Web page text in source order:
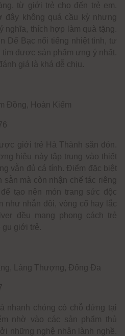
từ giới trẻ cho đến trẻ em.
không quá cầu kỳ nhưng
nghĩa, thích hợp làm quà tặng.
Dế Bạc nổi tiếng nhiệt tình, tư
được sản phẩm ưng ý nhất.
giá là khá dễ chịu.
Đồng, Hoàn Kiếm
giới trẻ Hà Thành săn đón.
hiệu này tập trung vào thiết
vẫn đủ cá tính. Điểm đặc biệt
sẵn mà còn nhận chế tác riêng
tạo nên món trang sức độc
như nhẫn đôi, vòng cổ hay lắc
đều mang phong cách trẻ
giới trẻ.
Láng Thượng, Đống Đa
nhanh chóng có chỗ đứng tại
nhờ vào các sản phẩm thủ
những nghệ nhân lành nghề.